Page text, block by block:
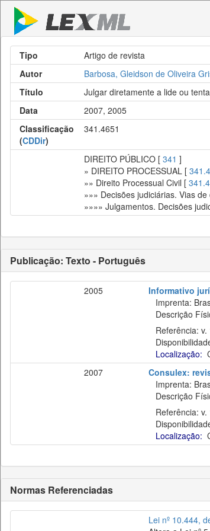
Tipo
Artigo de revista
Autor
Barbosa, Gleidson de Oliveira
Título
Julgar diretamente a lide ou
Data
2007, 2005
Classificação
(CDDir)
341.4651
DIREITO PÚBLICO [ 341 ]
» DIREITO PROCESSUAL [ 341.4
»» Direito Processual Civil [
»»» Decisões judiciárias. Vias
»»»» Julgamentos. Decisões
Publicação: Texto - Português
2005
Informativo
Imprenta:
Descrição
Referência: v.
Localização:
2007
Consulex:
Imprenta:
Descrição
Referência: v.
Localização:
Normas Referenciadas
Lei nº 10.444,